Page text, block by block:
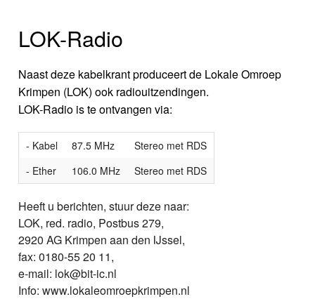
LOK-Radio
Naast deze kabelkrant produceert de Lokale Omroep
Krimpen (LOK) ook radiouitzendingen.
LOK-Radio is te ontvangen via:
- Kabel 87.5 MHz
Stereo met RDS
- Ether
106.0 MHz Stereo met RDS
Heeft u berichten, stuur deze naar:
LOK, red. radio, Postbus 279,
2920 AG Krimpen aan den IJssel,
fax: 0180-55 20 11,
e-mail: lok@bit-ic.nl
Info: www.lokaleomroepkrimpen.nl